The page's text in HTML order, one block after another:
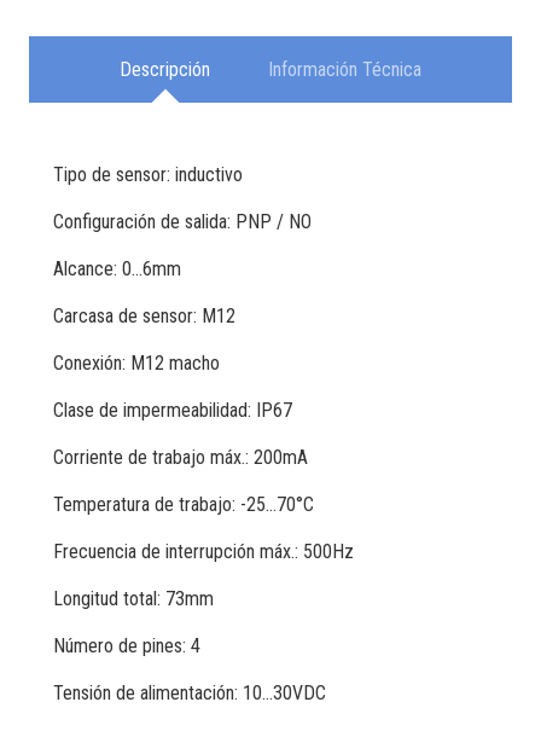
Descripción Información Técnica
Tipo de sensor: inductivo
Configuración de salida: PNP / NO
Alcance: 0…6mm
Carcasa de sensor: M12
Conexión: M12 macho
Clase de impermeabilidad: IP67
Corriente de trabajo máx.: 200mA
Temperatura de trabajo: -25…70°C
Frecuencia de interrupción máx.: 500Hz
Longitud total: 73mm
Número de pines: 4
Tensión de alimentación: 10…30VDC